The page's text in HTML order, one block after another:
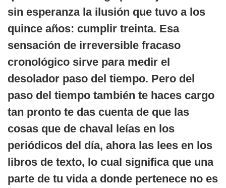
sin esperanza la ilusión que tuvo a los
quince años: cumplir treinta. Esa
sensación de irreversible fracaso
cronológico sirve para medir el
desolador paso del tiempo. Pero del
paso del tiempo también te haces cargo
tan pronto te das cuenta de que las
cosas que de chaval leías en los
periódicos del día, ahora las lees en los
libros de texto, lo cual significa que una
parte de tu vida a donde pertenece no es